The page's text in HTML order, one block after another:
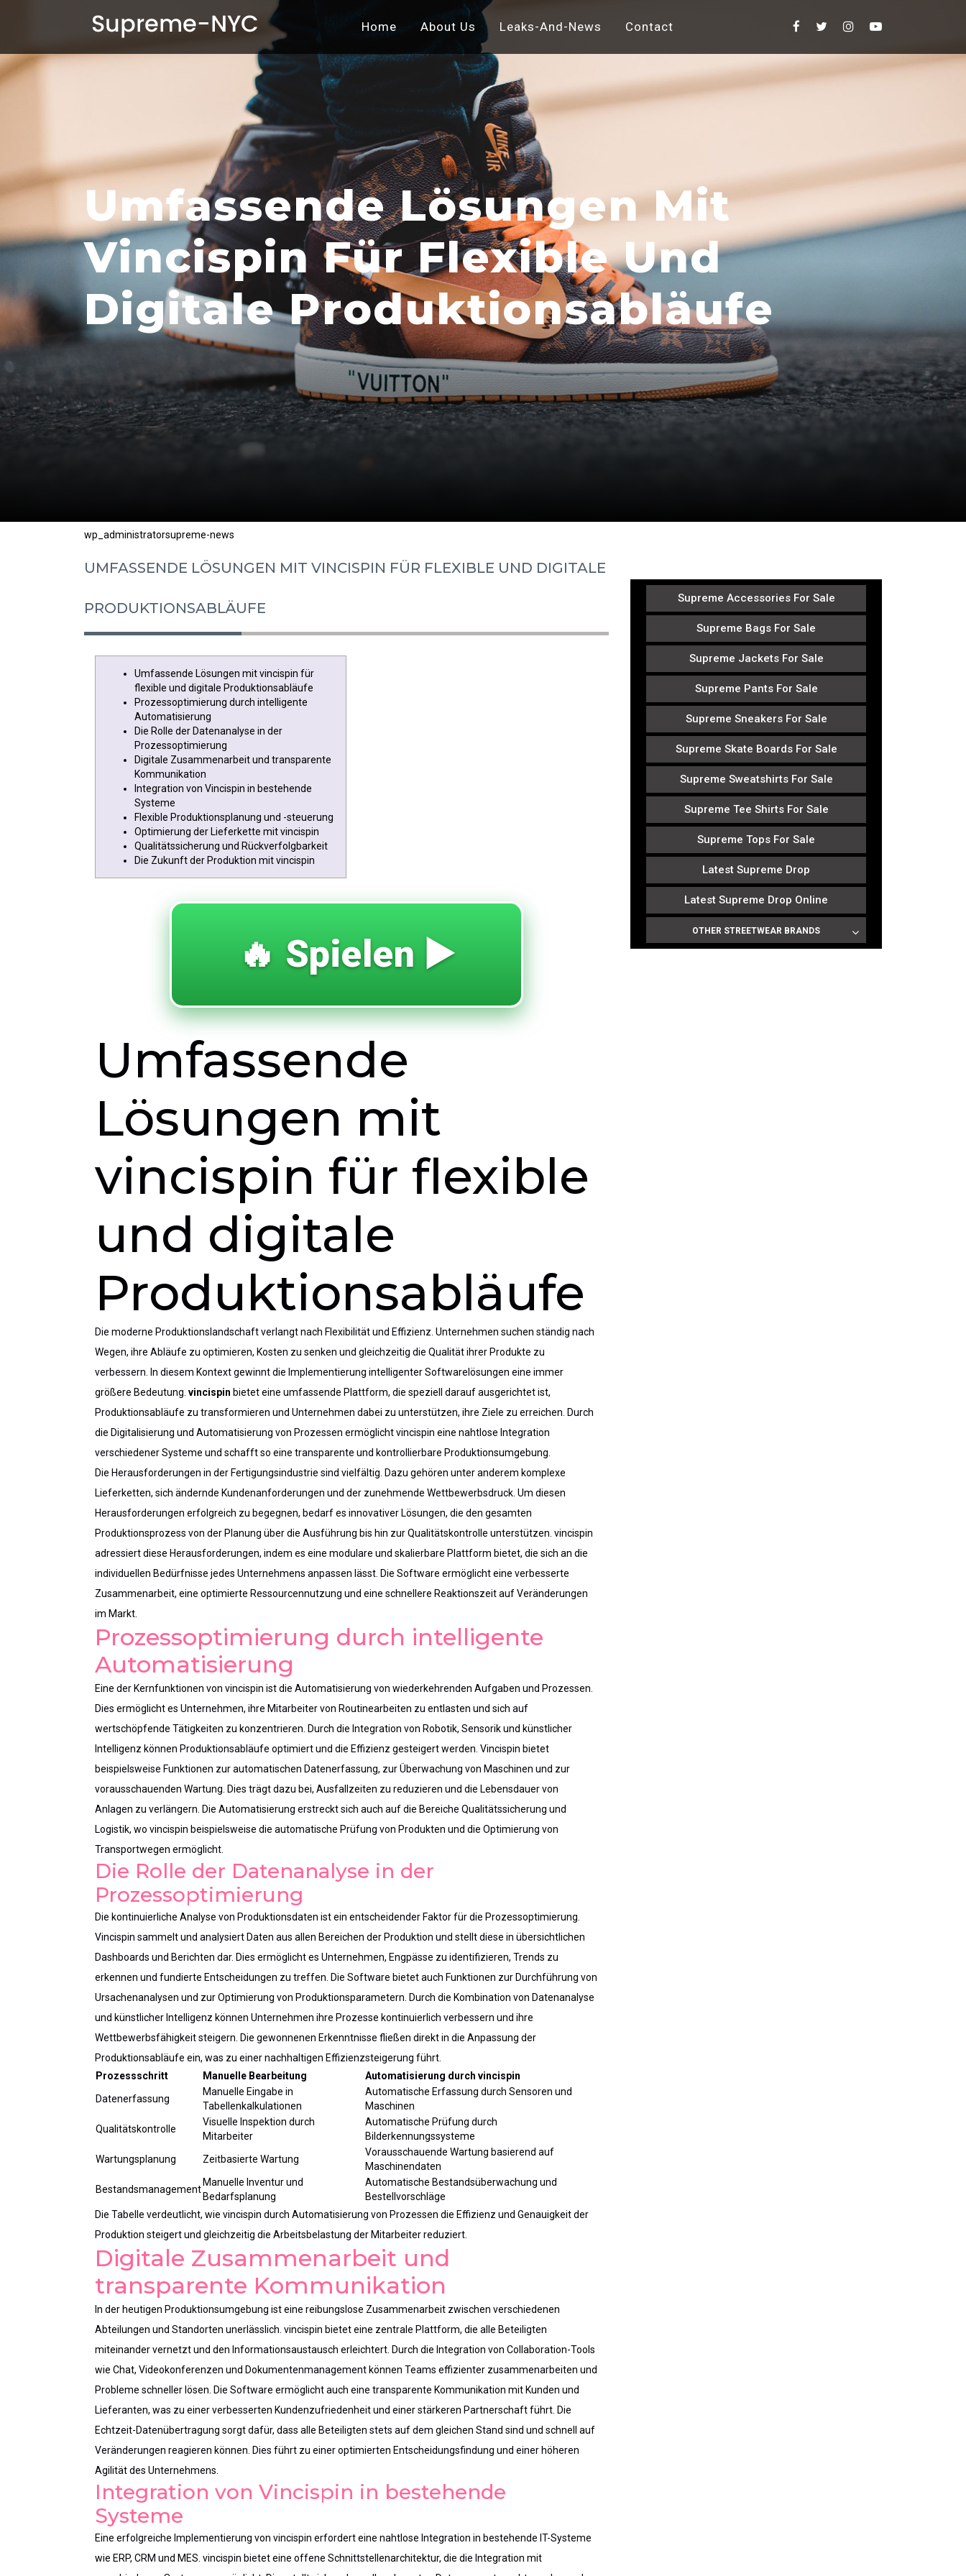
Home About Us Leaks-And-News Contact
Umfassende Lösungen Mit
Vincispin Für Flexible Und
Digitale Produktionsabläufe
Posted
Author
wp_administratorCategories
supreme-news
UMFASSENDE LÖSUNGEN MIT VINCISPIN FÜR FLEXIBLE UND DIGITALE
PRODUKTIONSABLÄUFE
Umfassende Lösungen mit vincispin für
flexible und digitale Produktionsabläufe
Prozessoptimierung durch intelligente
Automatisierung
Die Rolle der Datenanalyse in der
Prozessoptimierung
Digitale Zusammenarbeit und transparente
Kommunikation
Integration von Vincispin in bestehende
Systeme
Flexible Produktionsplanung und -steuerung
Optimierung der Lieferkette mit vincispin
Qualitätssicherung und Rückverfolgbarkeit
Die Zukunft der Produktion mit vincispin
🔥 Spielen ▶️
Umfassende
Lösungen mit
vincispin für flexible
und digitale
Produktionsabläufe
Die moderne Produktionslandschaft verlangt nach Flexibilität und Effizienz. Unternehmen suchen ständig nach
Wegen, ihre Abläufe zu optimieren, Kosten zu senken und gleichzeitig die Qualität ihrer Produkte zu
verbessern. In diesem Kontext gewinnt die Implementierung intelligenter Softwarelösungen eine immer
größere Bedeutung. vincispin bietet eine umfassende Plattform, die speziell darauf ausgerichtet ist,
Produktionsabläufe zu transformieren und Unternehmen dabei zu unterstützen, ihre Ziele zu erreichen. Durch
die Digitalisierung und Automatisierung von Prozessen ermöglicht vincispin eine nahtlose Integration
verschiedener Systeme und schafft so eine transparente und kontrollierbare Produktionsumgebung.
Die Herausforderungen in der Fertigungsindustrie sind vielfältig. Dazu gehören unter anderem komplexe
Lieferketten, sich ändernde Kundenanforderungen und der zunehmende Wettbewerbsdruck. Um diesen
Herausforderungen erfolgreich zu begegnen, bedarf es innovativer Lösungen, die den gesamten
Produktionsprozess von der Planung über die Ausführung bis hin zur Qualitätskontrolle unterstützen. vincispin
adressiert diese Herausforderungen, indem es eine modulare und skalierbare Plattform bietet, die sich an die
individuellen Bedürfnisse jedes Unternehmens anpassen lässt. Die Software ermöglicht eine verbesserte
Zusammenarbeit, eine optimierte Ressourcennutzung und eine schnellere Reaktionszeit auf Veränderungen
im Markt.
Prozessoptimierung durch intelligente
Automatisierung
Eine der Kernfunktionen von vincispin ist die Automatisierung von wiederkehrenden Aufgaben und Prozessen.
Dies ermöglicht es Unternehmen, ihre Mitarbeiter von Routinearbeiten zu entlasten und sich auf
wertschöpfende Tätigkeiten zu konzentrieren. Durch die Integration von Robotik, Sensorik und künstlicher
Intelligenz können Produktionsabläufe optimiert und die Effizienz gesteigert werden. Vincispin bietet
beispielsweise Funktionen zur automatischen Datenerfassung, zur Überwachung von Maschinen und zur
vorausschauenden Wartung. Dies trägt dazu bei, Ausfallzeiten zu reduzieren und die Lebensdauer von
Anlagen zu verlängern. Die Automatisierung erstreckt sich auch auf die Bereiche Qualitätssicherung und
Logistik, wo vincispin beispielsweise die automatische Prüfung von Produkten und die Optimierung von
Transportwegen ermöglicht.
Die Rolle der Datenanalyse in der
Prozessoptimierung
Die kontinuierliche Analyse von Produktionsdaten ist ein entscheidender Faktor für die Prozessoptimierung.
Vincispin sammelt und analysiert Daten aus allen Bereichen der Produktion und stellt diese in übersichtlichen
Dashboards und Berichten dar. Dies ermöglicht es Unternehmen, Engpässe zu identifizieren, Trends zu
erkennen und fundierte Entscheidungen zu treffen. Die Software bietet auch Funktionen zur Durchführung von
Ursachenanalysen und zur Optimierung von Produktionsparametern. Durch die Kombination von Datenanalyse
und künstlicher Intelligenz können Unternehmen ihre Prozesse kontinuierlich verbessern und ihre
Wettbewerbsfähigkeit steigern. Die gewonnenen Erkenntnisse fließen direkt in die Anpassung der
Produktionsabläufe ein, was zu einer nachhaltigen Effizienzsteigerung führt.
Prozessschritt
Manuelle Bearbeitung
Automatisierung durch vincispin
Datenerfassung
Manuelle Eingabe in
Tabellenkalkulationen
Automatische Erfassung durch Sensoren und
Maschinen
Qualitätskontrolle
Visuelle Inspektion durch
Mitarbeiter
Automatische Prüfung durch
Bilderkennungssysteme
Wartungsplanung
Zeitbasierte Wartung
Vorausschauende Wartung basierend auf
Maschinendaten
Bestandsmanagement
Manuelle Inventur und
Bedarfsplanung
Automatische Bestandsüberwachung und
Bestellvorschläge
Die Tabelle verdeutlicht, wie vincispin durch Automatisierung von Prozessen die Effizienz und Genauigkeit der
Produktion steigert und gleichzeitig die Arbeitsbelastung der Mitarbeiter reduziert.
Digitale Zusammenarbeit und
transparente Kommunikation
In der heutigen Produktionsumgebung ist eine reibungslose Zusammenarbeit zwischen verschiedenen
Abteilungen und Standorten unerlässlich. vincispin bietet eine zentrale Plattform, die alle Beteiligten
miteinander vernetzt und den Informationsaustausch erleichtert. Durch die Integration von Collaboration-Tools
wie Chat, Videokonferenzen und Dokumentenmanagement können Teams effizienter zusammenarbeiten und
Probleme schneller lösen. Die Software ermöglicht auch eine transparente Kommunikation mit Kunden und
Lieferanten, was zu einer verbesserten Kundenzufriedenheit und einer stärkeren Partnerschaft führt. Die
Echtzeit-Datenübertragung sorgt dafür, dass alle Beteiligten stets auf dem gleichen Stand sind und schnell auf
Veränderungen reagieren können. Dies führt zu einer optimierten Entscheidungsfindung und einer höheren
Agilität des Unternehmens.
Integration von Vincispin in bestehende
Systeme
Eine erfolgreiche Implementierung von vincispin erfordert eine nahtlose Integration in bestehende IT-Systeme
wie ERP, CRM und MES. vincispin bietet eine offene Schnittstellenarchitektur, die die Integration mit
Supreme Accessories For Sale
Supreme Bags For Sale
Supreme Jackets For Sale
Supreme Pants For Sale
Supreme Sneakers For Sale
Supreme Skate Boards For Sale
Supreme Sweatshirts For Sale
Supreme Tee Shirts For Sale
Supreme Tops For Sale
Latest Supreme Drop
Latest Supreme Drop Online
OTHER STREETWEAR BRANDS